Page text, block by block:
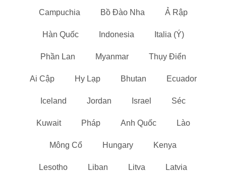
Campuchia Bồ Đào Nha Ả Rập
Hàn Quốc Indonesia Italia (Ý)
Phần Lan​ Myanmar Thụy Điển
Ai Cập Hy Lạp Bhutan Ecuador
Iceland Jordan Israel Séc
Kuwait Pháp Anh Quốc Lào
Mông Cổ Hungary Kenya
Lesotho Liban Litva Latvia